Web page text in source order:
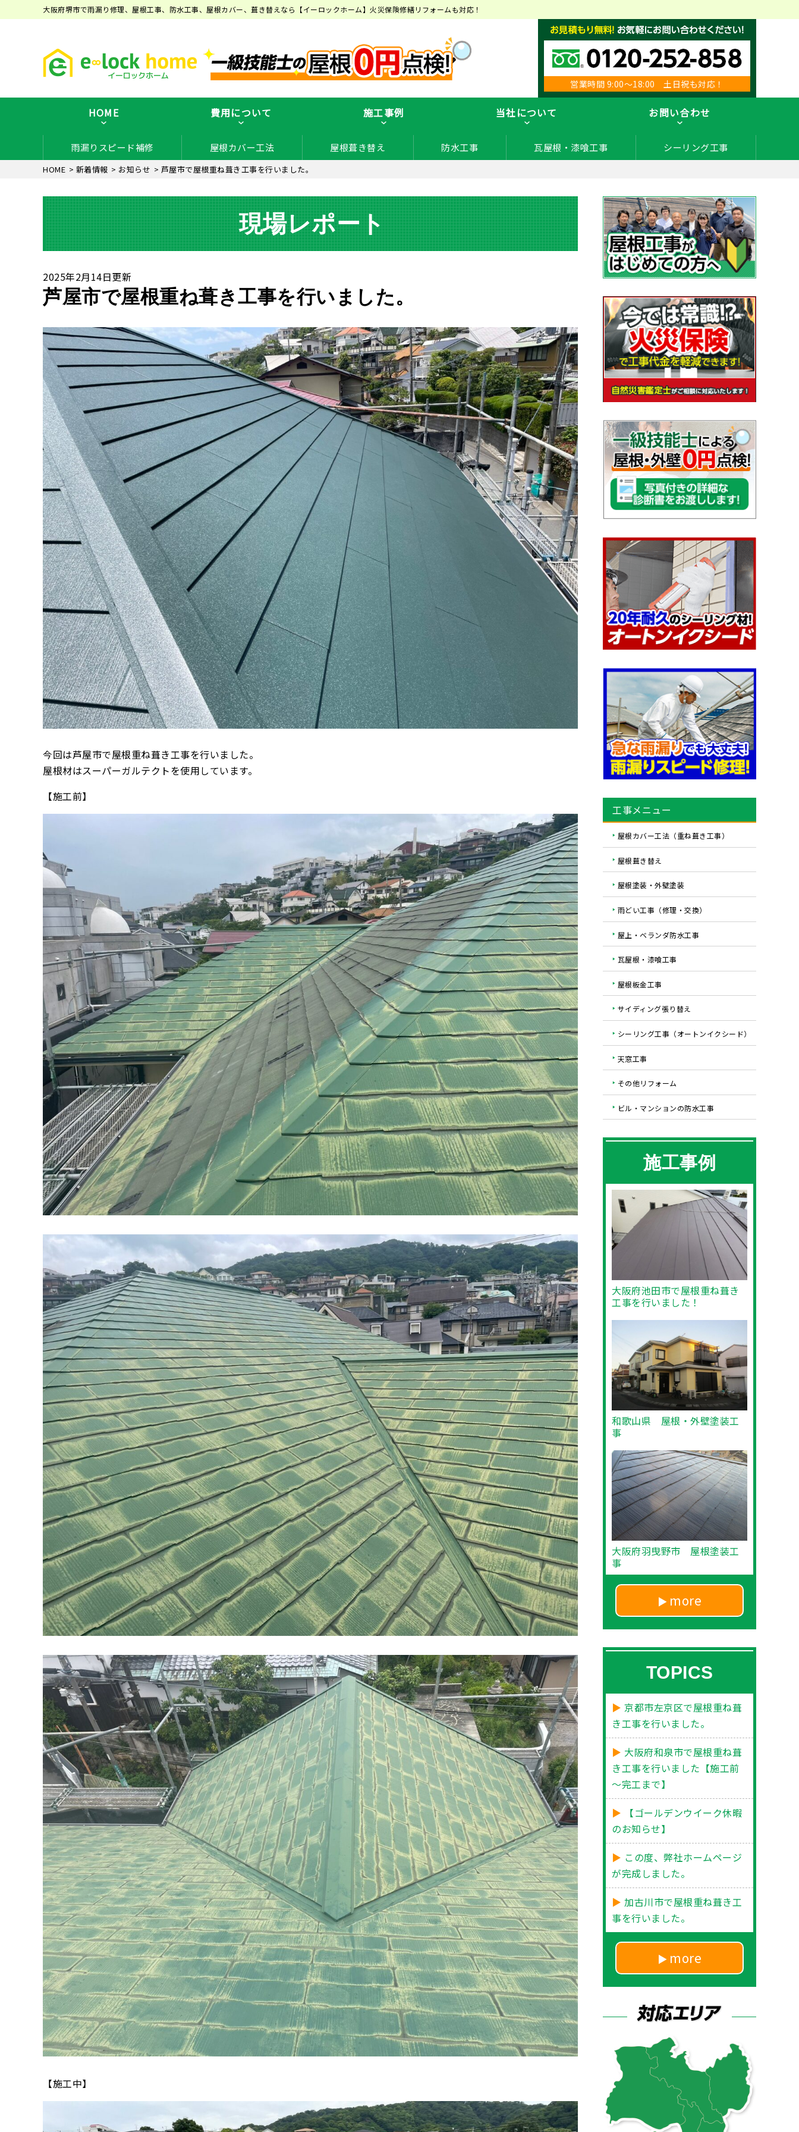
大阪府堺市で雨漏り修理、屋根工事、防水工事、屋根カバー、葺き替えなら【イーロックホーム】火災保険修繕リフォームも対応！
営業時間 9:00～18:00 土日祝も対応！
HOME 費用について 施工事例 当社について お問い合わせ
雨漏りスピード補修 屋根カバー工法 屋根葺き替え 防水工事 瓦屋根・漆喰工事 シーリング工事
HOME > 新着情報 > お知らせ > 芦屋市で屋根重ね葺き工事を行いました。
現場レポート
2025年2月14日更新
芦屋市で屋根重ね葺き工事を行いました。
今回は芦屋市で屋根重ね葺き工事を行いました。
屋根材はスーパーガルテクトを使用しています。
【施工前】
【施工中】
工事メニュー
屋根カバー工法（重ね葺き工事）
屋根葺き替え
屋根塗装・外壁塗装
雨どい工事（修理・交換）
屋上・ベランダ防水工事
瓦屋根・漆喰工事
屋根板金工事
サイディング張り替え
シーリング工事（オートンイクシード）
天窓工事
その他リフォーム
ビル・マンションの防水工事
施工事例
大阪府池田市で屋根重ね葺き
工事を行いました！
和歌山県 屋根・外壁塗装工
事
大阪府羽曳野市 屋根塗装工
事
more
TOPICS
京都市左京区で屋根重ね葺
き工事を行いました。
大阪府和泉市で屋根重ね葺
き工事を行いました【施工前
～完工まで】
【ゴールデンウイーク休暇
のお知らせ】
この度、弊社ホームページ
が完成しました。
加古川市で屋根重ね葺き工
事を行いました。
more